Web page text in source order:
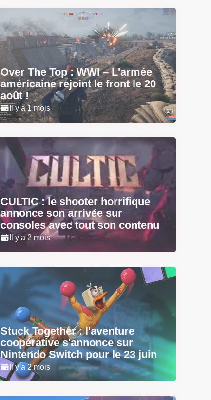
Over The Top : WWI – L'armée
américaine rejoint le front le 20
août !
Il y a 1 mois
CULTIC : le shooter horrifique
annonce son arrivée sur
consoles avec tout son contenu
Il y a 2 mois
Stuck Together : l'aventure
coopérative s'annonce sur
Nintendo Switch pour le 23 juin
Il y a 2 mois